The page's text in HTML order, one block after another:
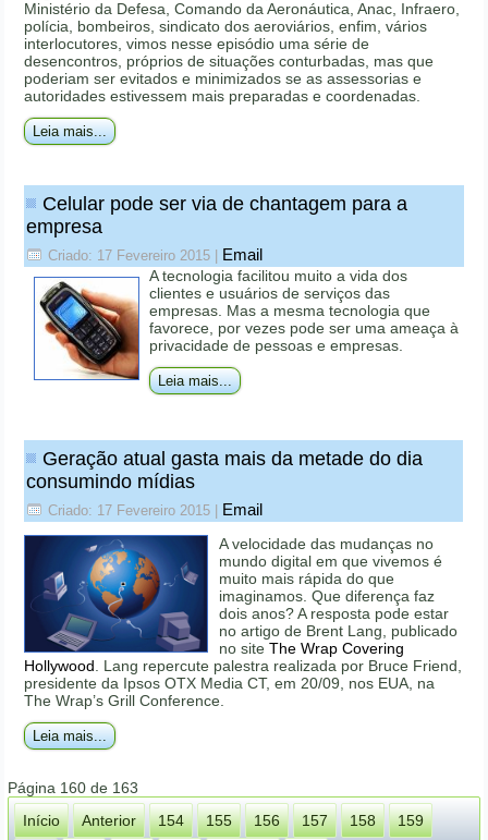
Ministério da Defesa, Comando da Aeronáutica, Anac, Infraero,
polícia, bombeiros, sindicato dos aeroviários, enfim, vários
interlocutores, vimos nesse episódio uma série de
desencontros, próprios de situações conturbadas, mas que
poderiam ser evitados e minimizados se as assessorias e
autoridades estivessem mais preparadas e coordenadas.
Leia mais...
Celular pode ser via de chantagem para a
empresa
Criado: 17 Fevereiro 2015 Email
A tecnologia facilitou muito a vida dos
clientes e usuários de serviços das
empresas. Mas a mesma tecnologia que
favorece, por vezes pode ser uma ameaça à
privacidade de pessoas e empresas.
Leia mais...
Geração atual gasta mais da metade do dia
consumindo mídias
Criado: 17 Fevereiro 2015 Email
A velocidade das mudanças no
mundo digital em que vivemos é
muito mais rápida do que
imaginamos. Que diferença faz
dois anos? A resposta pode estar
no artigo de Brent Lang, publicado
no siteThe Wrap Covering
Hollywood. Lang repercute palestra realizada por Bruce Friend,
presidente da Ipsos OTX Media CT, em 20/09, nos EUA, na
The Wrap’s Grill Conference.
Leia mais...
Página 160 de 163
Início
Anterior 154 155 156 157 158 159